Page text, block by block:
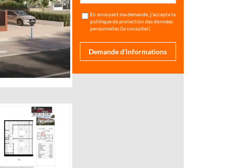
En envoyant ma demande, j'accepte la
politique de protection des données
personnelles (la consulter).